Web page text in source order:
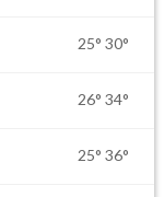
25° 30°
26° 34°
25° 36°